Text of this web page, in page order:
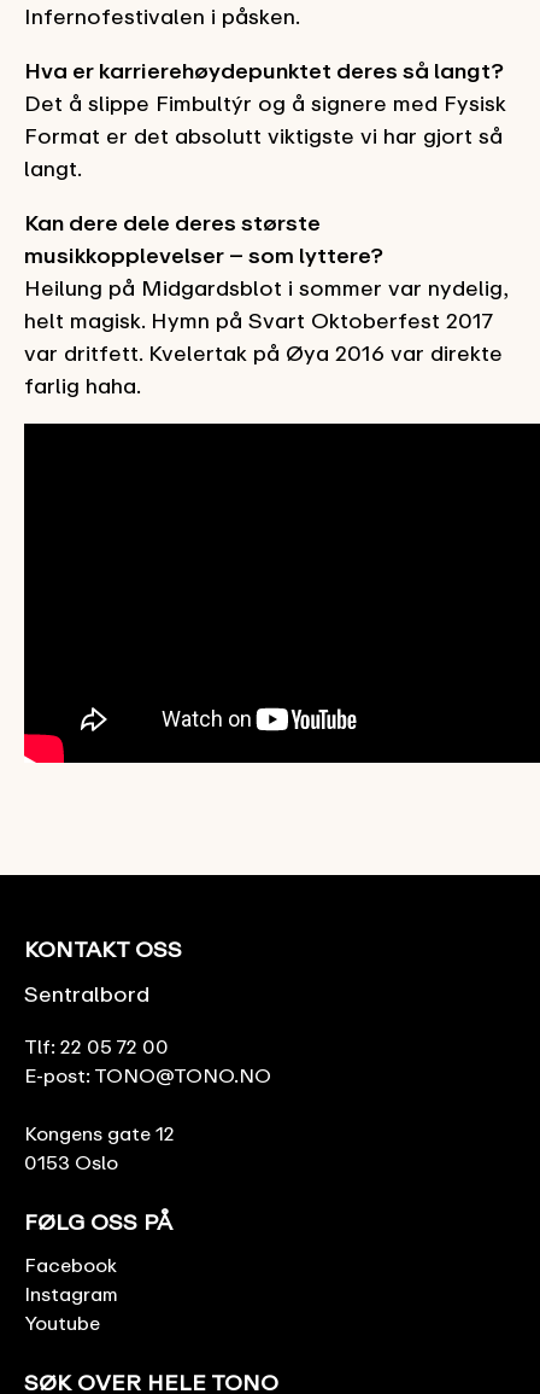
Infernofestivalen i påsken.
Hva er karrierehøydepunktet deres så langt?
Det å slippe Fimbultýr og å signere med Fysisk
Format er det absolutt viktigste vi har gjort så
langt.
Kan dere dele deres største
musikkopplevelser – som lyttere?
Heilung på Midgardsblot i sommer var nydelig,
helt magisk. Hymn på Svart Oktoberfest 2017
var dritfett. Kvelertak på Øya 2016 var direkte
farlig haha.
KONTAKT OSS
Sentralbord
Tlf: 22 05 72 00
E-post: TONO@TONO.NO
Kongens gate 12
0153 Oslo
FØLG OSS PÅ
Facebook
Instagram
Youtube
SØK OVER HELE TONO